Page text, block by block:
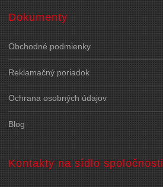
Dokumenty
Obchodné podmienky
Reklamačný poriadok
Ochrana osobných údajov
Blog
Kontakty na sídlo spoločnosti